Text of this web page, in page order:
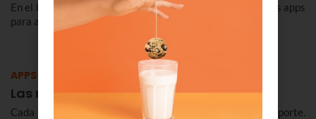
En el blog de Euskaltel te contamos cuáles son las mejores apps
para aprender idiomas desde tu smartphone.
APPS
Las mejores ‘apps’ para hacer deporte
Cada vez hay más aplicaciones para hacer deporte.